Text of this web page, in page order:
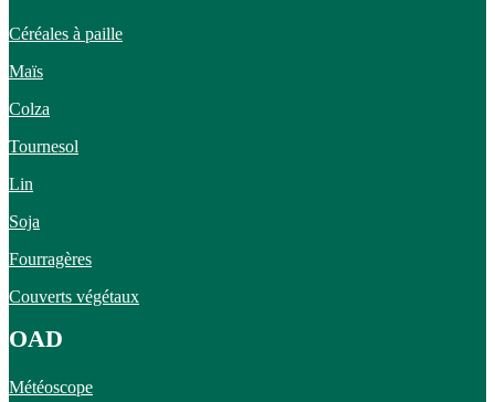
Céréales à paille
Maïs
Colza
Tournesol
Lin
Soja
Fourragères
Couverts végétaux
OAD
Météoscope